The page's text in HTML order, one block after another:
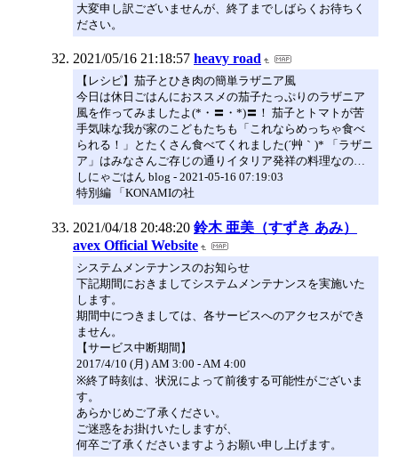
大変申し訳ございませんが、終了までしばらくお待ちく
ださい。
2021/05/16 21:18:57 heavy road
【レシピ】茄子とひき肉の簡単ラザニア風
今日は休日ごはんにおススメの茄子たっぷりのラザニア
風を作ってみましたよ(*・〓・*)〓！ 茄子とトマトが苦
手気味な我が家のこどもたちも「これならめっちゃ食べ
られる！」とたくさん食べてくれました(´艸｀)* 「ラザニ
ア」はみなさんご存じの通りイタリア発祥の料理なの…
しにゃごはん blog - 2021-05-16 07:19:03
特別編 「KONAMIの社
2021/04/18 20:48:20 鈴木 亜美（すずき あみ）
avex Official Website
システムメンテナンスのお知らせ
下記期間におきましてシステムメンテナンスを実施いた
します。
期間中につきましては、各サービスへのアクセスができ
ません。
【サービス中断期間】
2017/4/10 (月) AM 3:00 - AM 4:00
※終了時刻は、状況によって前後する可能性がございま
す。
あらかじめご了承ください。
ご迷惑をお掛けいたしますが、
何卒ご了承くださいますようお願い申し上げます。